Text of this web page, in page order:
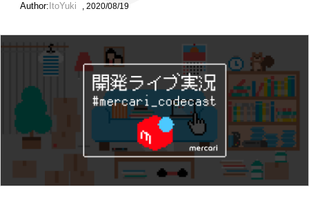
Author: ItoYuki , 2020/08/19